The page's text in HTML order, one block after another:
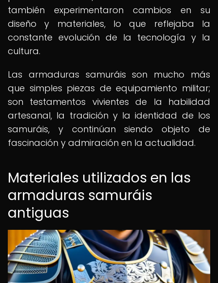
también experimentaron cambios en su
diseño y materiales, lo que reflejaba la
constante evolución de la tecnología y la
cultura.
Las armaduras samuráis son mucho más
que simples piezas de equipamiento militar;
son testamentos vivientes de la habilidad
artesanal, la tradición y la identidad de los
samuráis, y continúan siendo objeto de
fascinación y admiración en la actualidad.
Materiales utilizados en las
armaduras samuráis
antiguas